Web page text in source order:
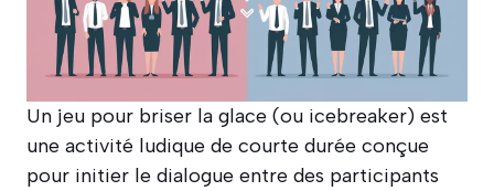
Un jeu pour briser la glace (ou icebreaker) est
une activité ludique de courte durée conçue
pour initier le dialogue entre des participants